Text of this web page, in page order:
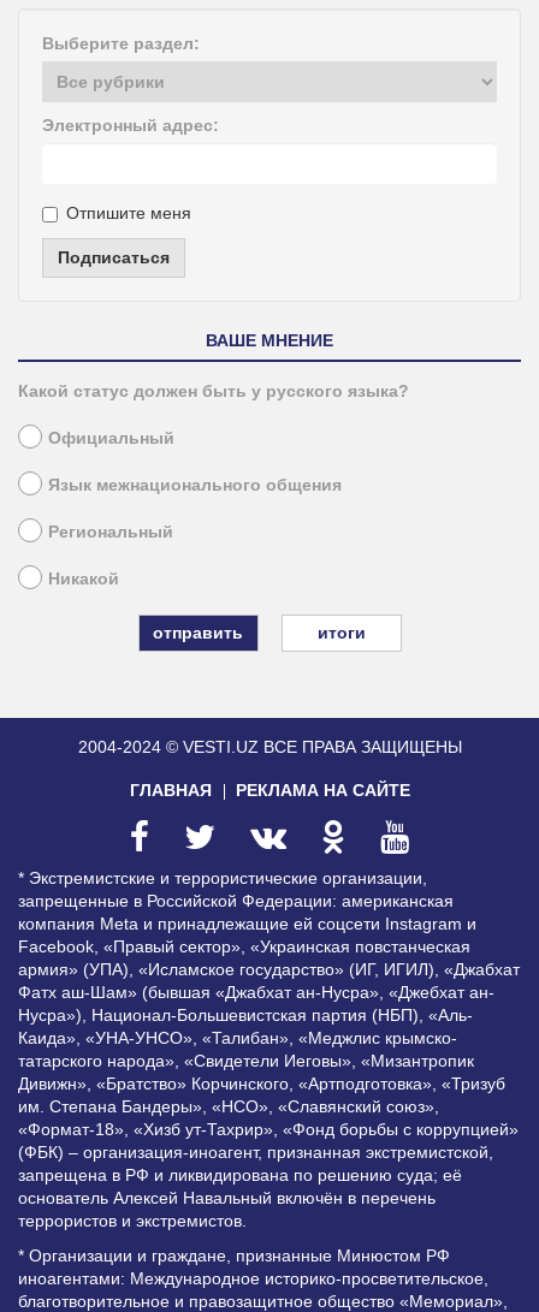
Выберите раздел:
Электронный адрес:
Отпишите меня
Подписаться
ВАШЕ МНЕНИЕ
Какой статус должен быть у русского языка?
Официальный
Язык межнационального общения
Региональный
Никакой
итоги
2004-2024 © VESTI.UZ ВСЕ ПРАВА ЗАЩИЩЕНЫ
ГЛАВНАЯ РЕКЛАМА НА САЙТЕ
* Экстремистские и террористические организации,
запрещенные в Российской Федерации: американская
компания Meta и принадлежащие ей соцсети Instagram и
Facebook, «Правый сектор», «Украинская повстанческая
армия» (УПА), «Исламское государство» (ИГ, ИГИЛ), «Джабхат
Фатх аш-Шам» (бывшая «Джабхат ан-Нусра», «Джебхат ан-
Нусра»), Национал-Большевистская партия (НБП), «Аль-
Каида», «УНА-УНСО», «Талибан», «Меджлис крымско-
татарского народа», «Свидетели Иеговы», «Мизантропик
Дивижн», «Братство» Корчинского, «Артподготовка», «Тризуб
им. Степана Бандеры», «НСО», «Славянский союз»,
«Формат-18», «Хизб ут-Тахрир», «Фонд борьбы с коррупцией»
(ФБК) – организация-иноагент, признанная экстремистской,
запрещена в РФ и ликвидирована по решению суда; её
основатель Алексей Навальный включён в перечень
террористов и экстремистов.
* Организации и граждане, признанные Минюстом РФ
иноагентами: Международное историко-просветительское,
благотворительное и правозащитное общество «Мемориал»,